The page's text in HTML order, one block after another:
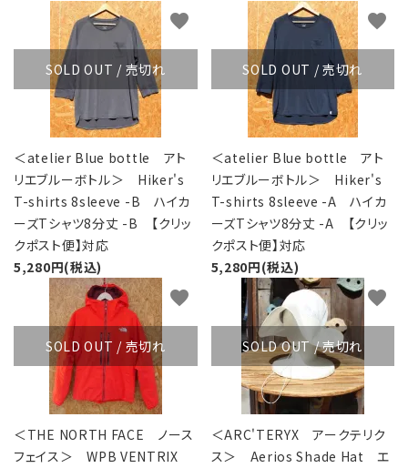
SOLD OUT / 売切れ
＜atelier Blue bottle アト
リエブルーボトル＞ Hiker's
T-shirts 8sleeve -B ハイカ
ーズTシャツ8分丈 -B 【クリッ
クポスト便】対応
5,280円(税込)
favorite
SOLD OUT / 売切れ
＜atelier Blue bottle アト
リエブルーボトル＞ Hiker's
T-shirts 8sleeve -A ハイカ
ーズTシャツ8分丈 -A 【クリッ
クポスト便】対応
5,280円(税込)
favorite
SOLD OUT / 売切れ
＜THE NORTH FACE ノース
フェイス＞ WPB VENTRIX
favorite
SOLD OUT / 売切れ
＜ARC'TERYX アークテリク
ス＞ Aerios Shade Hat エ
favorite